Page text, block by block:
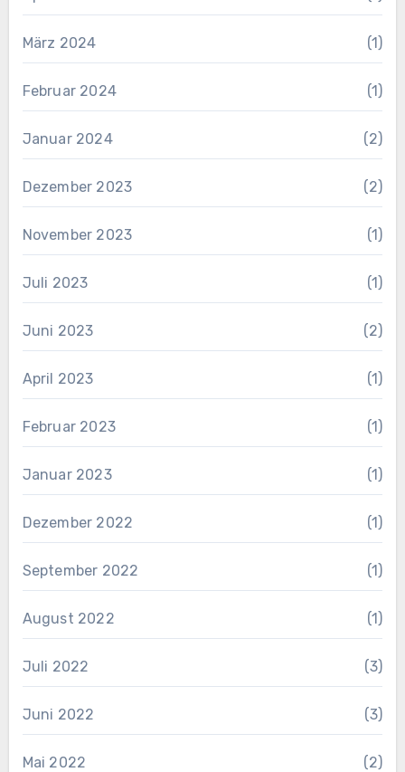
März 2024 (1)
Februar 2024 (1)
Januar 2024 (2)
Dezember 2023 (2)
November 2023 (1)
Juli 2023 (1)
Juni 2023 (2)
April 2023 (1)
Februar 2023 (1)
Januar 2023 (1)
Dezember 2022 (1)
September 2022 (1)
August 2022 (1)
Juli 2022 (3)
Juni 2022 (3)
Mai 2022 (2)